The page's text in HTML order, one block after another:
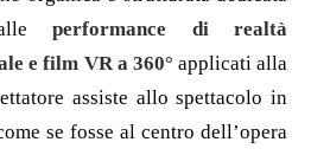
alle performance di realtà
e film VR a 360° applicati alla
assiste allo spettacolo in
se fosse al centro dell’opera